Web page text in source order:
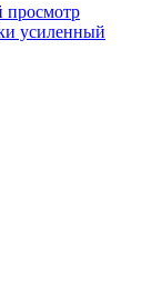
просмотр
усиленный